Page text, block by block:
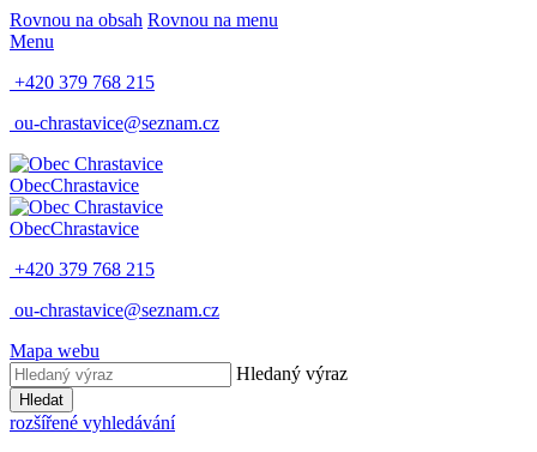
Rovnou na obsah Rovnou na menu
Menu
+420 379 768 215
ou-chrastavice@seznam.cz
ObecChrastavice
ObecChrastavice
+420 379 768 215
ou-chrastavice@seznam.cz
Mapa webu
Hledaný výraz
Hledat
rozšířené vyhledávání